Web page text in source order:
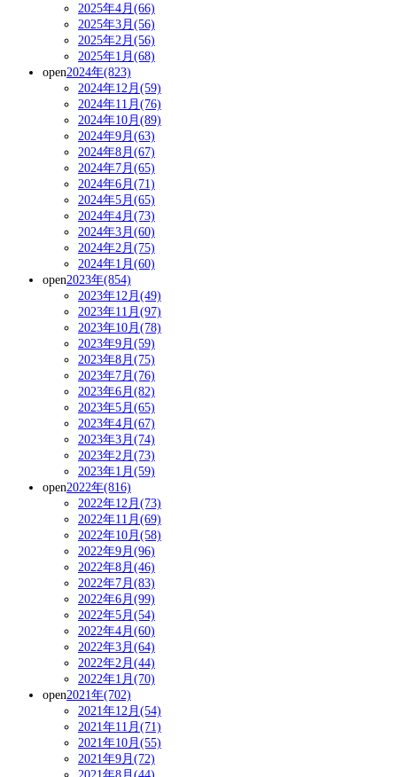
2025年4月(66)
2025年3月(56)
2025年2月(56)
2025年1月(68)
open2024年(823)
2024年12月(59)
2024年11月(76)
2024年10月(89)
2024年9月(63)
2024年8月(67)
2024年7月(65)
2024年6月(71)
2024年5月(65)
2024年4月(73)
2024年3月(60)
2024年2月(75)
2024年1月(60)
open2023年(854)
2023年12月(49)
2023年11月(97)
2023年10月(78)
2023年9月(59)
2023年8月(75)
2023年7月(76)
2023年6月(82)
2023年5月(65)
2023年4月(67)
2023年3月(74)
2023年2月(73)
2023年1月(59)
open2022年(816)
2022年12月(73)
2022年11月(69)
2022年10月(58)
2022年9月(96)
2022年8月(46)
2022年7月(83)
2022年6月(99)
2022年5月(54)
2022年4月(60)
2022年3月(64)
2022年2月(44)
2022年1月(70)
open2021年(702)
2021年12月(54)
2021年11月(71)
2021年10月(55)
2021年9月(72)